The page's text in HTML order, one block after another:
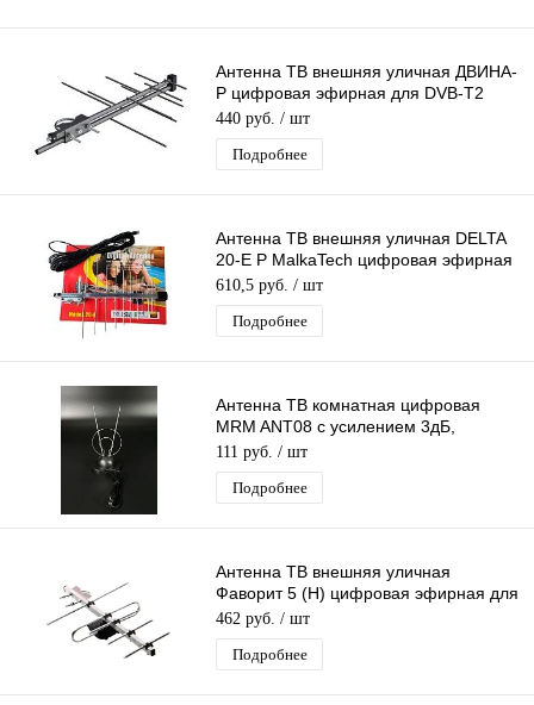
Антенна ТВ внешняя уличная ДВИНА-
Р цифровая эфирная для DVB-T2
Рэмо BAS-1110-Р
440 руб. / шт
Подробнее
Антенна ТВ внешняя уличная DELTA
20-E P MalkaTech цифровая эфирная
для DVB-T2 ТВ наружная
610,5 руб. / шт
Подробнее
Антенна ТВ комнатная цифровая
MRM ANT08 с усилением 3дБ,
эфирная для DVB-T2 телевидения
111 руб. / шт
Подробнее
Антенна ТВ внешняя уличная
Фаворит 5 (Н) цифровая эфирная для
DVB-T2 телевидения наружная Рэмо
462 руб. / шт
Подробнее